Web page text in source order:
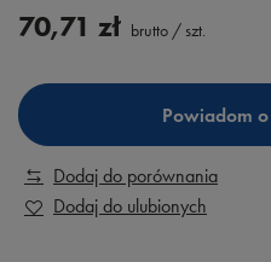
70,71 zł brutto / szt.
Powiadom
Dodaj do porównania
Dodaj do ulubionych